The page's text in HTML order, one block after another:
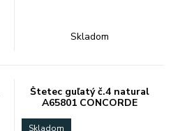
Skladom
Štetec guľatý č.4 natural
A65801 CONCORDE
Skladom